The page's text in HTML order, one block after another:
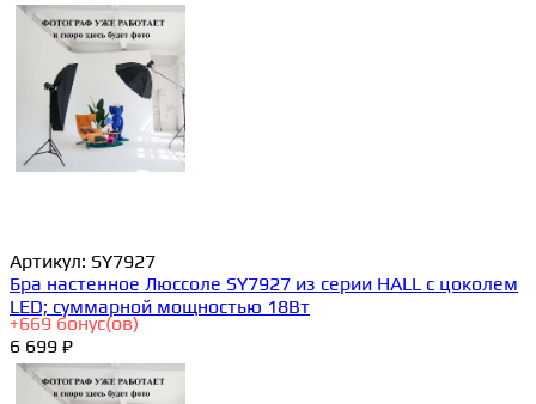
Артикул: SY7927
Бра настенное Люссоле SY7927 из серии HALL с цоколем
LED; суммарной мощностью 18Вт
+669 бонус(ов)
6 699 ₽